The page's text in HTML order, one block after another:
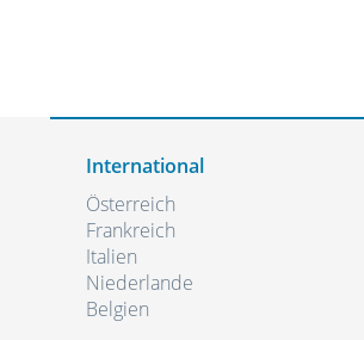
International
Österreich
Frankreich
Italien
Niederlande
Belgien